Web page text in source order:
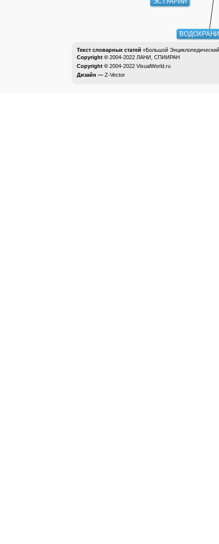
ЭСТУАРИЙ
Текст словарных статей «Большой
Copyright © 2004-2022 ЛАНИ, СПИИРАН
Copyright © 2004-2022 VisualWorld.ru
Дизайн — Z-Vector